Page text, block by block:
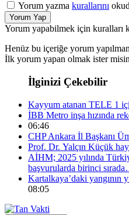
Yorum yazma kurallarını
Yorum Yap
Yorum yapabilmek için kuralları
Henüz bu içeriğe yorum
İlk yorum yapan olmak ister
İlginizi Çekebilir
Kayyum atanan TELE 1
İBB Metro inşa hızında
06:46
CHP Ankara İl Başkanı
Prof. Dr. Yalçın Küçük
AİHM; 2025 yılında
başvurularda birinci
Kartalkaya’daki yangının
08:05